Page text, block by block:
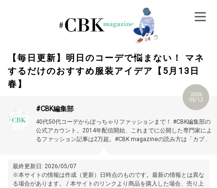
【毎日更新】明日のコーデで悩まない！ マネ
するだけのおすすめ服装アイデア【5月13日
春】
2026
05/12
#CBK編集部
40代50代コーデからぽっちゃりファッションまで！ #CBK編集部の
公式アカウント。2014年配信開始、これまでに公開した専門家によ
るファッション記事は2万超。#CBK magazineの読み方は「カブキ
最終更新日: 2026/05/07
※本サイトの情報は作成（更新）日時点のものです。最新の情報とは異な
る場合があります。 / 本サイトのリンクより商品を購入した場合、売り上